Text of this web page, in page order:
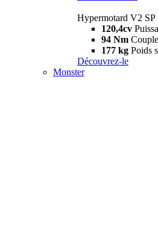
Hypermotard V2 SP
120,4cv
94 Nm Couple
177 kg Poids
Découvrez-le
Monster